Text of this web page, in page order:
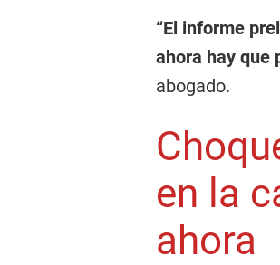
“El informe
ahora hay que
abogado.
en la
ahora